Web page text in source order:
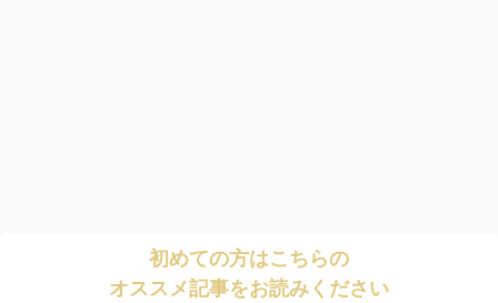
初めての方はこちらの
オススメ記事をお読みください